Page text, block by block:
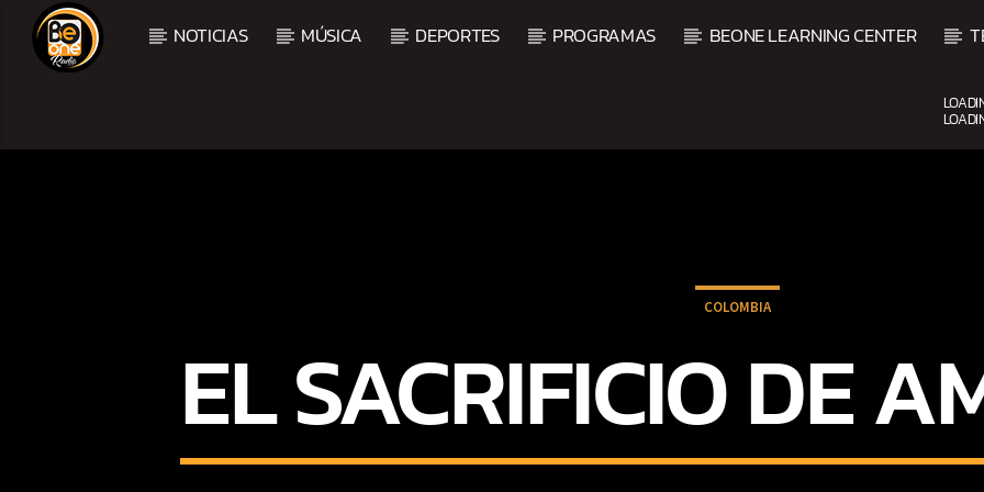
NOTICIAS MÚSICA DEPORTES PROGRAMAS BEONE LEARNING CENTER
COLOMBIA
EL SACRIFICIO DE